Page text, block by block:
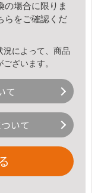
の場合に限りま
ら をご確認くだ
によって、商品
ざいます。
て
いて